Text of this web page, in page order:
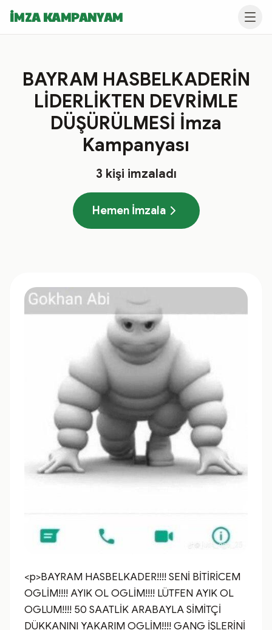
İMZA KAMPANYAM
BAYRAM HASBELKADERİN
LİDERLİKTEN DEVRİMLE
DÜŞÜRÜLMESİ İmza
Kampanyası
3 kişi imzaladı
Hemen İmzala
<p>BAYRAM HASBELKADER!!!! SENİ BİTİRİCEM
OGLİM!!!! AYIK OL OGLİM!!!! LÜTFEN AYIK OL
OGLUM!!!! 50 SAATLİK ARABAYLA SİMİTÇİ
DÜKKANINI YAKARIM OGLİM!!!! GANG İŞLERİNİ